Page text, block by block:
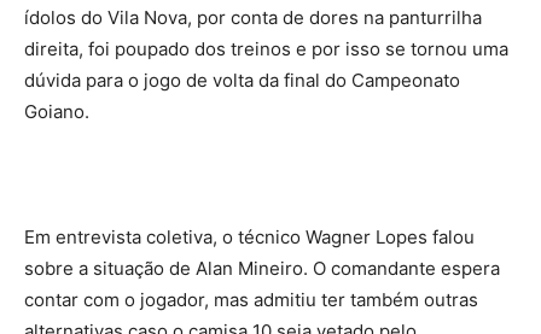
ídolos do Vila Nova, por conta de dores na panturrilha
direita, foi poupado dos treinos e por isso se tornou uma
dúvida para o jogo de volta da final do Campeonato
Goiano.
Em entrevista coletiva, o técnico Wagner Lopes falou
sobre a situação de Alan Mineiro. O comandante espera
contar com o jogador, mas admitiu ter também outras